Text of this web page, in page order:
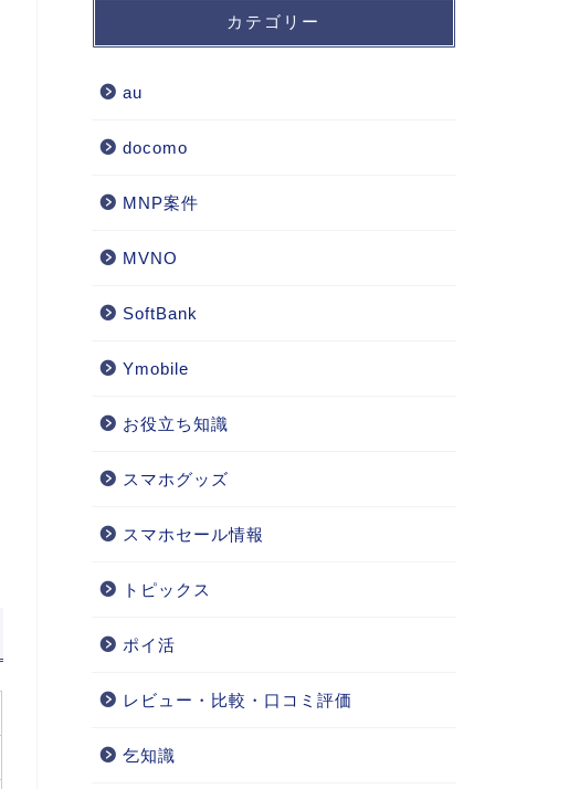
カテゴリー
au
docomo
MNP案件
MVNO
SoftBank
Ymobile
お役立ち知識
スマホグッズ
スマホセール情報
トピックス
ポイ活
レビュー・比較・口コミ評価
乞知識